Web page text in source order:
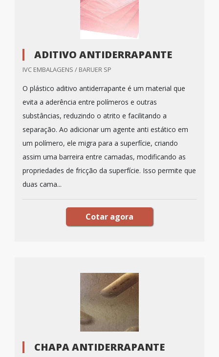
ADITIVO ANTIDERRAPANTE
IVC EMBALAGENS / BARUER SP
O plástico aditivo antiderrapante é um material que
evita a aderência entre polímeros e outras
substâncias, reduzindo o atrito e facilitando a
separação. Ao adicionar um agente anti estático em
um polímero, ele migra para a superfície, criando
assim uma barreira entre camadas, modificando as
propriedades de fricção da superfície. Isso permite que
duas cama...
Cotar agora
CHAPA ANTIDERRAPANTE